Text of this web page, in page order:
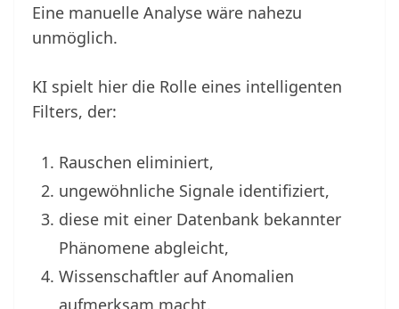
Eine manuelle Analyse wäre nahezu
unmöglich.
KI spielt hier die Rolle eines intelligenten
Filters, der:
Rauschen eliminiert,
ungewöhnliche Signale identifiziert,
diese mit einer Datenbank bekannter
Phänomene abgleicht,
Wissenschaftler auf Anomalien